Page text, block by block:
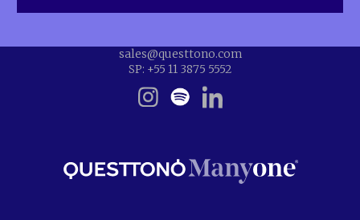
sales@questtono.com
SP: +55 11 3875 5552